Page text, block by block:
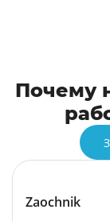
Почему
Zaochnik